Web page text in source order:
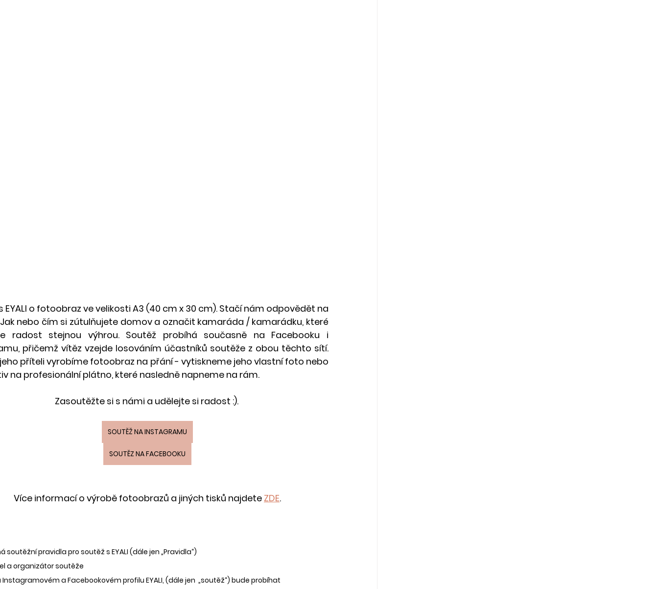
EYALI o fotoobraz ve velikosti A3 (40 cm x 30 cm). Stačí nám odpovědět na
Jak nebo čím si zútulňujete domov a označit kamaráda / kamarádku, které
radost stejnou výhrou. Soutěž probíhá současně na Facebooku i
přičemž vítěz vzejde losováním účastníků soutěže z obou těchto sítí.
příteli vyrobíme fotoobraz na přání - vytiskneme jeho vlastní foto nebo
na profesionální plátno, které nasledně napneme na rám.
Zasoutěžte si s námi a udělejte si radost :).
SOUTĚŽ NA INSTAGRAMU
SOUTĚZ NA FACEBOOKU
Více informací o výrobě fotoobrazů a jiných tisků najdete ZDE.
soutěžní pravidla pro soutěž s EYALI (dále jen „Pravidla“)
a organizátor soutěže
Instagramovém a Facebookovém profilu EYALI, (dále jen  „soutěž“) bude probíhat